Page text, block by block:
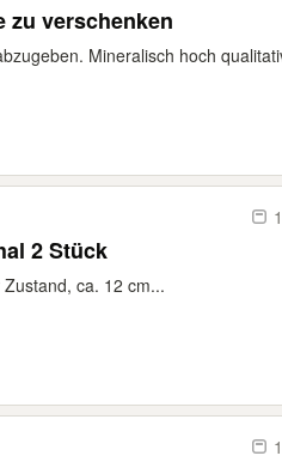
zu verschenken
Mineralisch hoch
2 Stück
ca. 12 cm...